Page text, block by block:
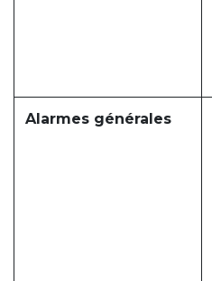
Alarmes générales